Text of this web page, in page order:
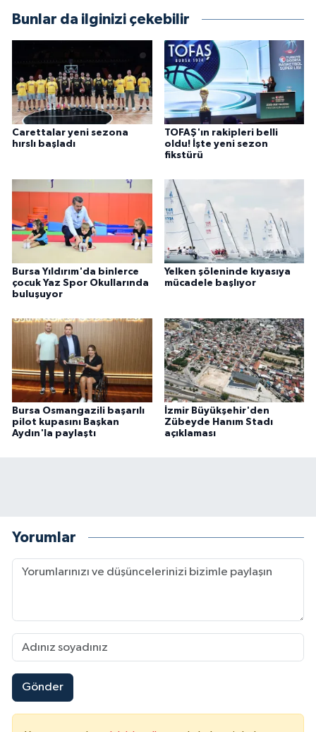
Bunlar da ilginizi çekebilir
Carettalar yeni sezona
hırslı başladı
TOFAŞ'ın rakipleri belli
oldu! İşte yeni sezon
fikstürü
Bursa Yıldırım'da binlerce
çocuk Yaz Spor Okullarında
buluşuyor
Yelken şöleninde kıyasıya
mücadele başlıyor
Bursa Osmangazili başarılı
pilot kupasını Başkan
Aydın'la paylaştı
İzmir Büyükşehir'den
Zübeyde Hanım Stadı
açıklaması
Yorumlar
Gönder